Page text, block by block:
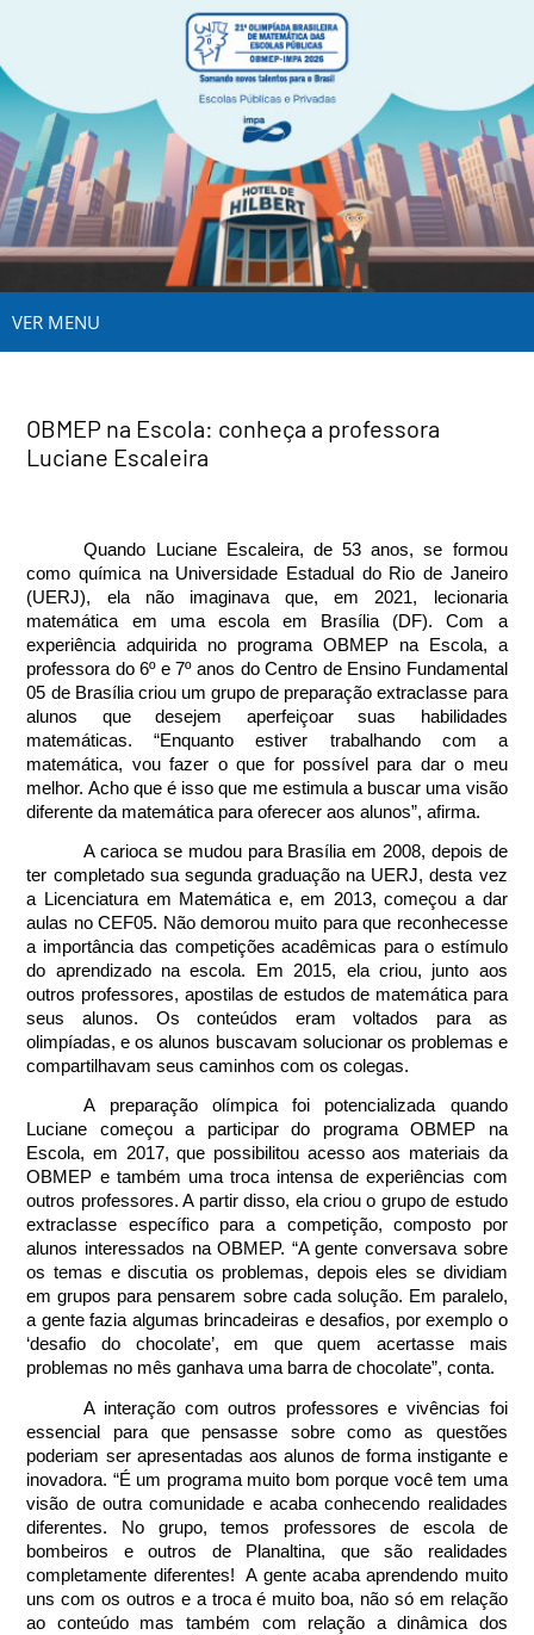
VER MENU
OBMEP na Escola: conheça a professora
Luciane Escaleira
Quando Luciane Escaleira, de 53 anos, se formou
como química na Universidade Estadual do Rio de Janeiro
(UERJ), ela não imaginava que, em 2021, lecionaria
matemática em uma escola em Brasília (DF). Com a
experiência adquirida no programa OBMEP na Escola, a
professora do 6º e 7º anos do Centro de Ensino Fundamental
05 de Brasília criou um grupo de preparação extraclasse para
alunos que desejem aperfeiçoar suas habilidades
matemáticas. “Enquanto estiver trabalhando com a
matemática, vou fazer o que for possível para dar o meu
melhor. Acho que é isso que me estimula a buscar uma visão
diferente da matemática para oferecer aos alunos”, afirma.
A carioca se mudou para Brasília em 2008, depois de
ter completado sua segunda graduação na UERJ, desta vez
a Licenciatura em Matemática e, em 2013, começou a dar
aulas no CEF05. Não demorou muito para que reconhecesse
a importância das competições acadêmicas para o estímulo
do aprendizado na escola. Em 2015, ela criou, junto aos
outros professores, apostilas de estudos de matemática para
seus alunos. Os conteúdos eram voltados para as
olimpíadas, e os alunos buscavam solucionar os problemas e
compartilhavam seus caminhos com os colegas.
A preparação olímpica foi potencializada quando
Luciane começou a participar do programa OBMEP na
Escola, em 2017, que possibilitou acesso aos materiais da
OBMEP e também uma troca intensa de experiências com
outros professores. A partir disso, ela criou o grupo de estudo
extraclasse específico para a competição, composto por
alunos interessados na OBMEP. “A gente conversava sobre
os temas e discutia os problemas, depois eles se dividiam
em grupos para pensarem sobre cada solução. Em paralelo,
a gente fazia algumas brincadeiras e desafios, por exemplo o
‘desafio do chocolate’, em que quem acertasse mais
problemas no mês ganhava uma barra de chocolate”, conta.
A interação com outros professores e vivências foi
essencial para que pensasse sobre como as questões
poderiam ser apresentadas aos alunos de forma instigante e
inovadora. “É um programa muito bom porque você tem uma
visão de outra comunidade e acaba conhecendo realidades
diferentes. No grupo, temos professores de escola de
bombeiros e outros de Planaltina, que são realidades
completamente diferentes!  A gente acaba aprendendo muito
uns com os outros e a troca é muito boa, não só em relação
ao conteúdo mas também com relação a dinâmica dos